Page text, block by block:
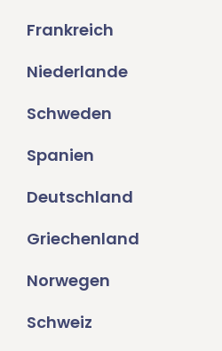
Frankreich
Niederlande
Schweden
Spanien
Deutschland
Griechenland
Norwegen
Schweiz